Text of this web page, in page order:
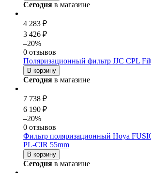
Сегодня в магазине
4 283 ₽
3 426 ₽
–20%
0 отзывов
Поляризационный фильтр JJC CPL
В корзину
Сегодня в магазине
7 738 ₽
6 190 ₽
–20%
0 отзывов
Фильтр поляризационный Hoya
PL-CIR 55mm
В корзину
Сегодня в магазине